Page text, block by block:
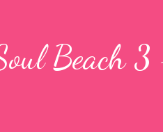
Beach